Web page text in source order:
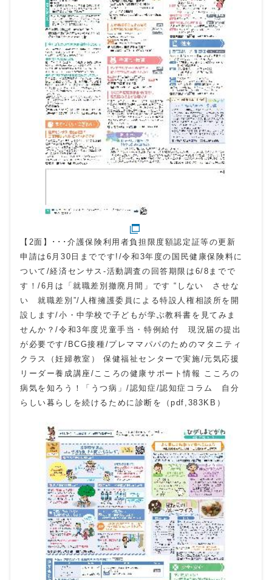
【2面】･･･介護保険利用者負担限度額認定証等の更新
申請は6月30日までです!/令和3年度の国民健康保険料に
ついて/経済センサス-活動調査の回答期限は6/8までで
す！/6月は「就職差別撤廃月間」です “しない させな
い 就職差別”/人権擁護委員による特設人権相談所を開
設します/小・中学校で子どもが学ぶ教科書を見てみま
せんか？/令和3年度児童手当・特例給付 現況届の提出
が必要です/BCG接種/プレママパパのためのマタニティ
クラス（妊婦教室） 保健福祉センターで実施/元気応援
リーダー養成講座/こころの健康サポート情報 こころの
病気を知ろう！「うつ病」/認知症/認知症コラム 自分
らしい暮らしを続けるために診断を（pdf,383KB）